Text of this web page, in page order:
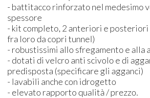
- battitacco rinforzato nel medesimo
spessore
- kit completo, 2 anteriori e
fra loro da copri tunnel)
- robustissimi allo sfregamento e alla
- dotati di velcro anti scivolo e di
predisposta (specificare gli agganci)
- lavabili anche con idrogetto
- elevato rapporto qualità / prezzo.